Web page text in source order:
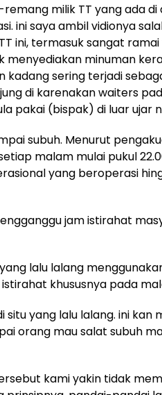
milik TT yang ada
ini saya ambil vidionya
ini, termasuk sangat
menyediakan minuman
kadang sering terjadi
di karenakan waiters
pakai (bispak) di luar ujar
subuh. Menurut
malam mulai pukul
yang beroperasi
jam istirahat
lalu lalang
khususnya pada
situ yang lalu lalang. ini kan
orang mau salat subuh
kami yakin tidak